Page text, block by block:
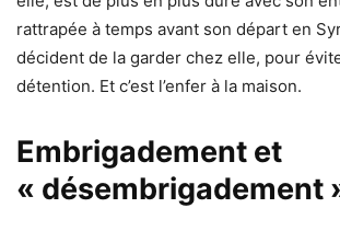
rattrapée à temps avant son départ en
décident de la garder chez elle, pour
détention. Et c’est l’enfer à la maison.
Embrigadement et
« désembrigadement